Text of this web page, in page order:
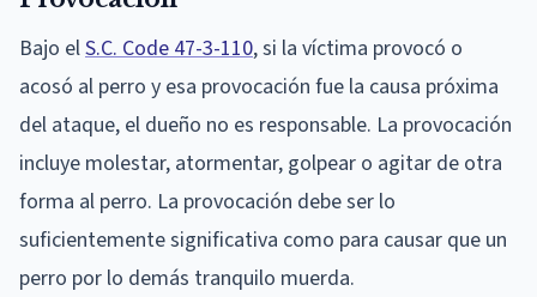
Bajo elS.C. Code 47-3-110, si la víctima provocó o
acosó al perro y esa provocación fue la causa próxima
del ataque, el dueño no es responsable. La provocación
incluye molestar, atormentar, golpear o agitar de otra
forma al perro. La provocación debe ser lo
suficientemente significativa como para causar que un
perro por lo demás tranquilo muerda.